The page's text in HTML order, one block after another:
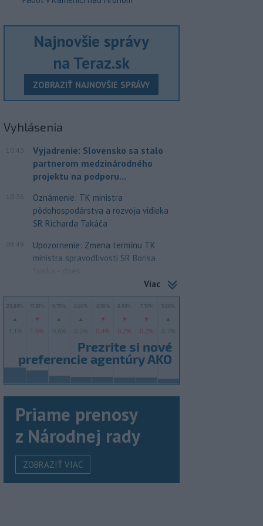
Najnovšie správy
na Teraz.sk
ZOBRAZIŤ NAJNOVŠIE SPRÁVY
Vyhlásenia
10:43
Vyjadrenie: Slovensko sa stalo
partnerom medzinárodného
projektu na podporu...
10:36
Oznámenie: TK ministra
pôdohospodárstva a rozvoja vidieka
SR Richarda Takáča
09:49
Upozornenie: Zmena termínu TK
ministra spravodlivosti SR Borisa
Suska - dnes
Viac
Priame prenosy
z Národnej rady
ZOBRAZIŤ VIAC